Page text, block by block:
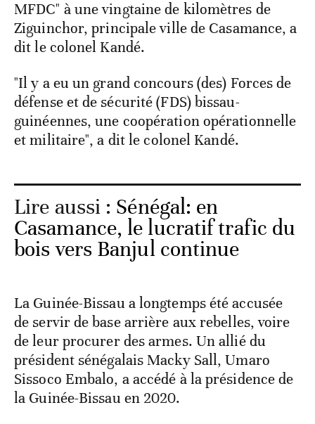
MFDC" à une vingtaine de kilomètres de
Ziguinchor, principale ville de Casamance, a
dit le colonel Kandé.
"Il y a eu un grand concours (des) Forces de
défense et de sécurité (FDS) bissau-
guinéennes, une coopération opérationnelle
et militaire", a dit le colonel Kandé.
Lire aussi : Sénégal: en
Casamance, le lucratif trafic du
bois vers Banjul continue
La Guinée-Bissau a longtemps été accusée
de servir de base arrière aux rebelles, voire
de leur procurer des armes. Un allié du
président sénégalais Macky Sall, Umaro
Sissoco Embalo, a accédé à la présidence de
la Guinée-Bissau en 2020.